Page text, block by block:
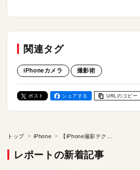
関連タグ
iPhoneカメラ 撮影術
ポスト シェアする URLのコピー
トップ iPhone
レポートの新着記事